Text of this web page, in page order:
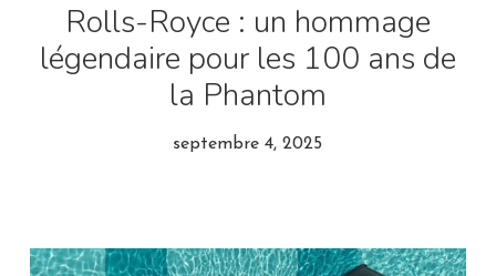
Rolls-Royce : un hommage
légendaire pour les 100 ans de
la Phantom
septembre 4, 2025